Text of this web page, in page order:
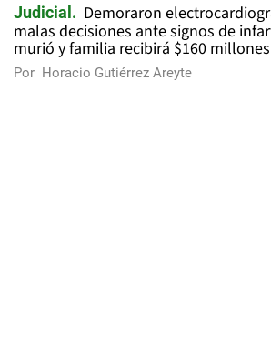
Judicial
Demoraron
malas decisiones ante signos de
murió y familia recibirá $160 millones
Por Horacio Gutiérrez Areyte